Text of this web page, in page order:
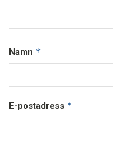
Namn *
E-postadress *